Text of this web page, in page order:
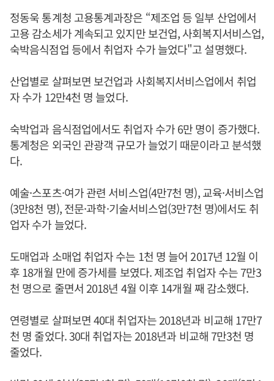
정동욱 통계청 고용통계과장은 “제조업 등 일부 산업에서
고용 감소세가 계속되고 있지만 보건업, 사회복지서비스업,
숙박음식점업 등에서 취업자 수가 늘었다"고 설명했다.
산업별로 살펴보면 보건업과 사회복지서비스업에서 취업
자 수가 12만4천 명 늘었다.
숙박업과 음식점업에서도 취업자 수가 6만 명이 증가했다.
통계청은 외국인 관광객 규모가 늘었기 때문이라고 분석했
다.
예술·스포츠·여가 관련 서비스업(4만7천 명), 교육·서비스업
(3만8천 명), 전문·과학·기술서비스업(3만7천 명)에서도 취
업자 수가 늘었다.
도매업과 소매업 취업자 수는 1천 명 늘어 2017년 12월 이
후 18개월 만에 증가세를 보였다. 제조업 취업자 수는 7만3
천 명으로 줄면서 2018년 4월 이후 14개월 째 감소했다.
연령별로 살펴보면 40대 취업자는 2018년과 비교해 17만7
천 명 줄었다. 30대 취업자는 2018년과 비교해 7만3천 명
줄었다.